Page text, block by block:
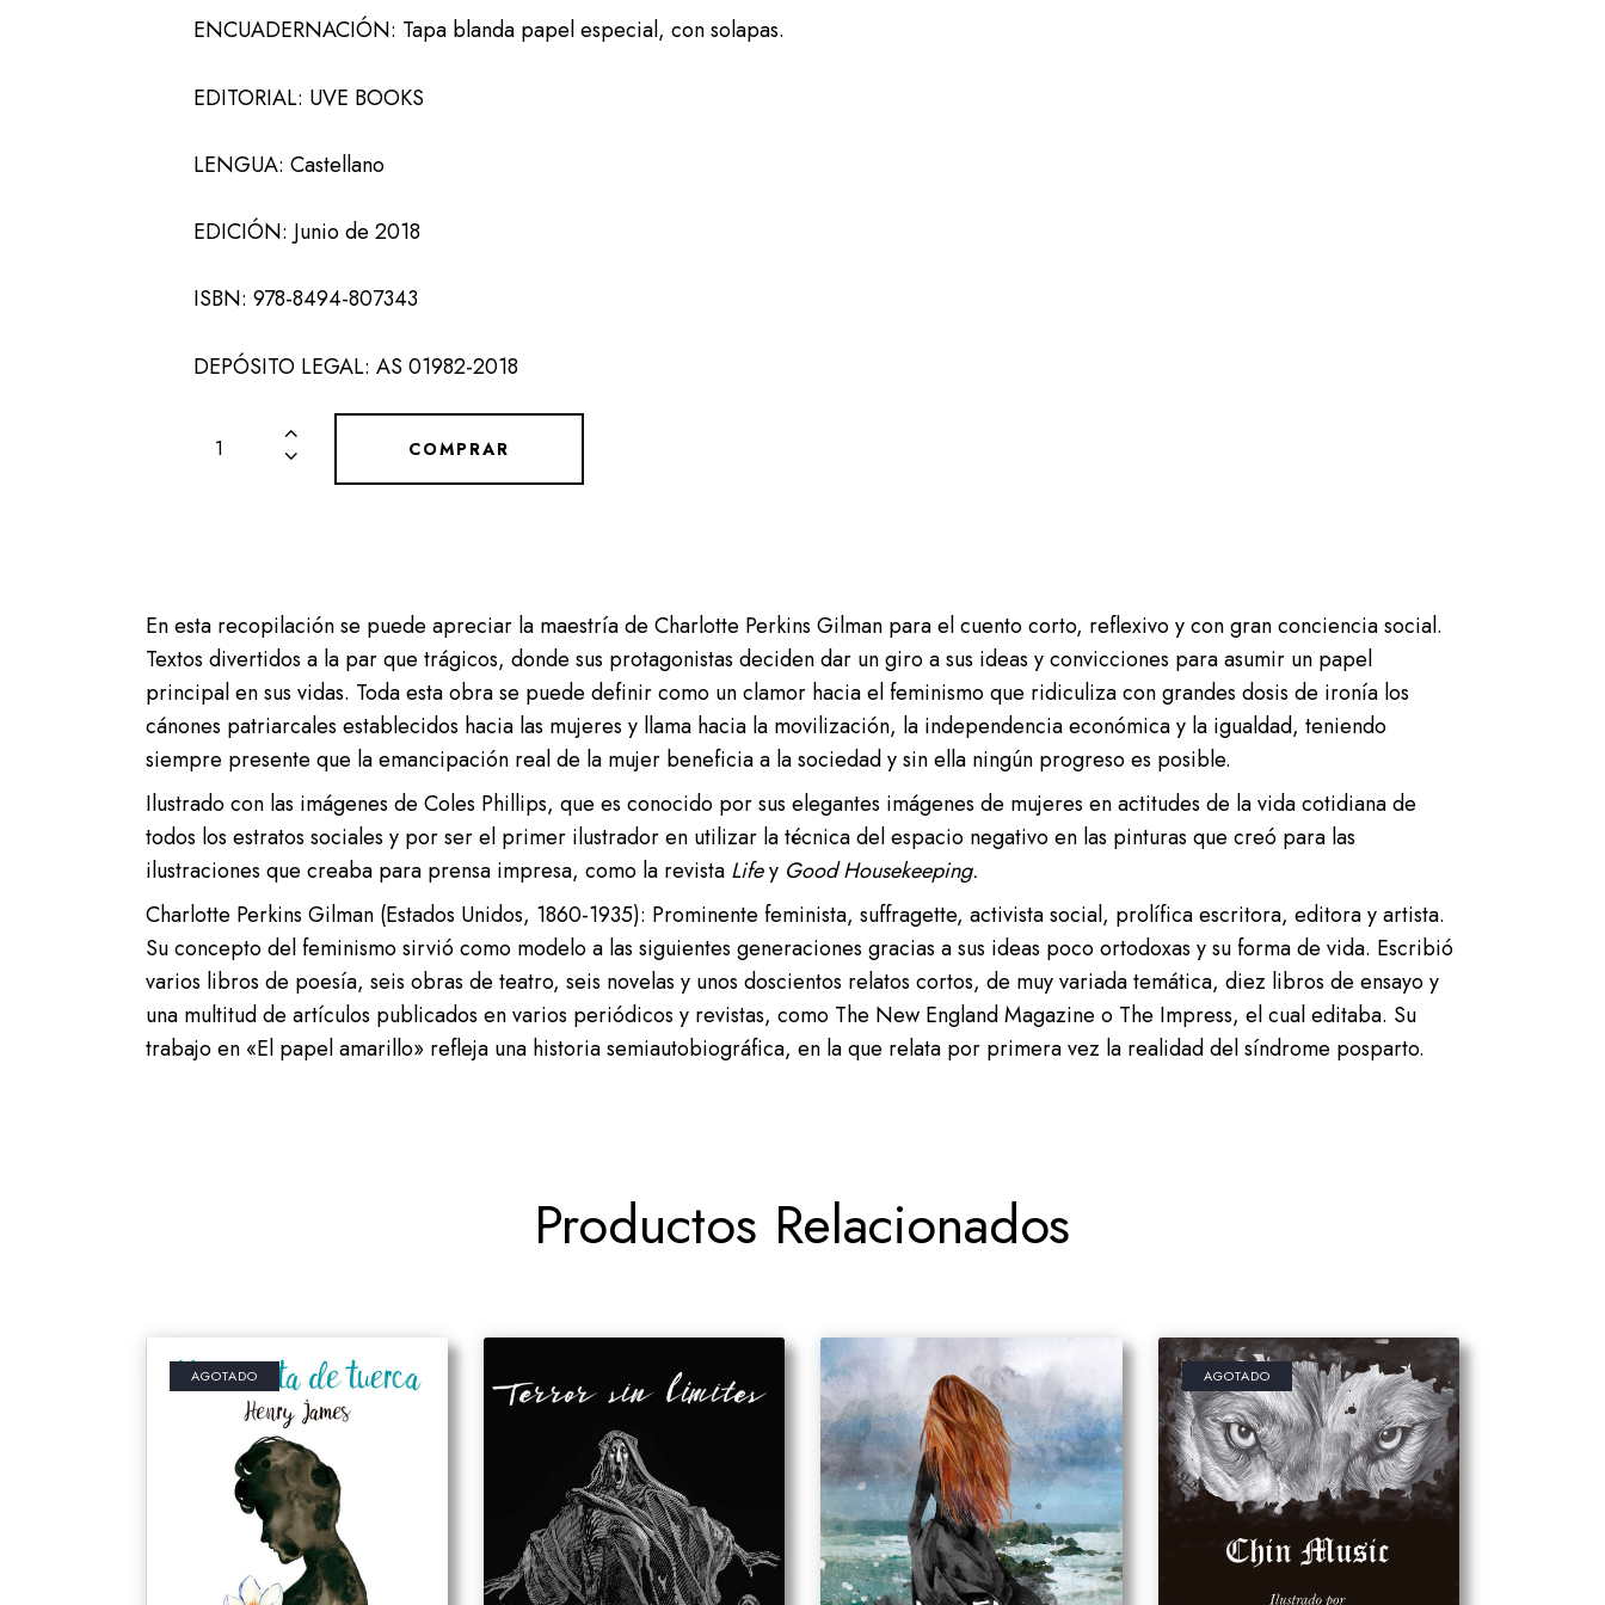
ENCUADERNACIÓN: Tapa blanda papel especial, con solapas.
EDITORIAL: UVE BOOKS
LENGUA: Castellano
EDICIÓN: Junio de 2018
ISBN: 978-8494-807343
DEPÓSITO LEGAL: AS 01982-2018
COMPRAR
En esta recopilación se puede apreciar la maestría de Charlotte Perkins Gilman para el cuento corto, reflexivo y con gran conciencia social.
Textos divertidos a la par que trágicos, donde sus protagonistas deciden dar un giro a sus ideas y convicciones para asumir un papel
principal en sus vidas. Toda esta obra se puede definir como un clamor hacia el feminismo que ridiculiza con grandes dosis de ironía los
cánones patriarcales establecidos hacia las mujeres y llama hacia la movilización, la independencia económica y la igualdad, teniendo
siempre presente que la emancipación real de la mujer beneficia a la sociedad y sin ella ningún progreso es posible.
Ilustrado con las imágenes de Coles Phillips, que es conocido por sus elegantes imágenes de mujeres en actitudes de la vida cotidiana de
todos los estratos sociales y por ser el primer ilustrador en utilizar la técnica del espacio negativo en las pinturas que creó para las
ilustraciones que creaba para prensa impresa, como la revista Lifey Good Housekeeping.
Charlotte Perkins Gilman (Estados Unidos, 1860-1935): Prominente feminista, suffragette, activista social, prolífica escritora, editora y artista.
Su concepto del feminismo sirvió como modelo a las siguientes generaciones gracias a sus ideas poco ortodoxas y su forma de vida. Escribió
varios libros de poesía, seis obras de teatro, seis novelas y unos doscientos relatos cortos, de muy variada temática, diez libros de ensayo y
una multitud de artículos publicados en varios periódicos y revistas, como The New England Magazine o The Impress, el cual editaba. Su
trabajo en «El papel amarillo» refleja una historia semiautobiográfica, en la que relata por primera vez la realidad del síndrome posparto.
Productos Relacionados
AGOTADO AGOTADO